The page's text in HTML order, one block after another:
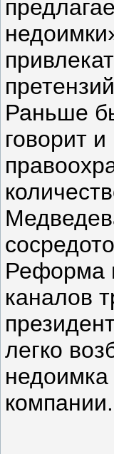
Раньше
говорит
Реформа
каналов
легко
недоимка
компании.